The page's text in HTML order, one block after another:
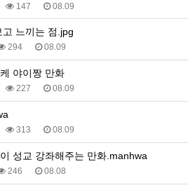
147 08.09
고 느끼는 점.jpg
294 08.09
야이짱 만화
227 08.09
313 08.09
성교 강좌해주는 만화.manhwa
246 08.08